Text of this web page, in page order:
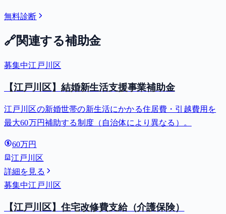
無料診断
🔗関連する補助金
募集中江戸川区
【江戸川区】結婚新生活支援事業補助金
江戸川区の新婚世帯の新生活にかかる住居費・引越費用を
最大60万円補助する制度（自治体により異なる）。
60万円
江戸川区
詳細を見る
募集中江戸川区
【江戸川区】住宅改修費支給（介護保険）